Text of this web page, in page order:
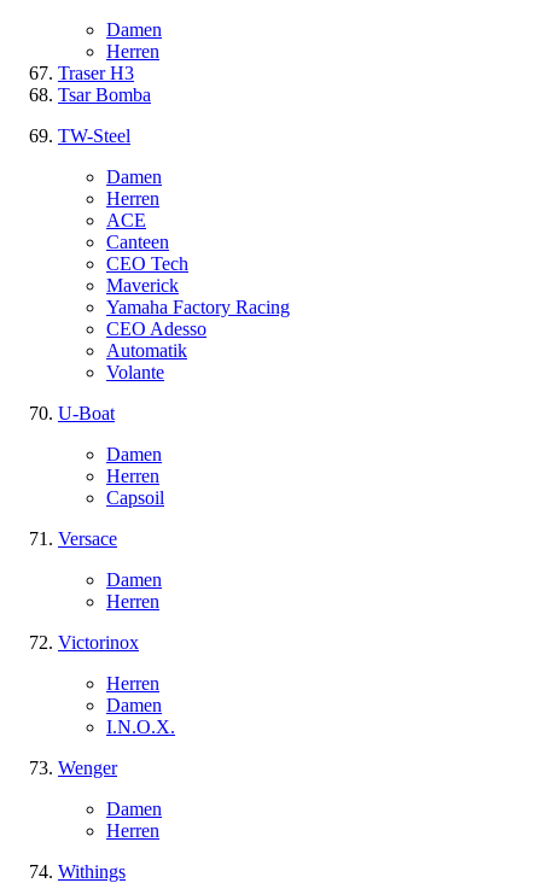
Damen
Herren
Traser H3
Tsar Bomba
TW-Steel
Damen
Herren
ACE
Canteen
CEO Tech
Maverick
Yamaha Factory Racing
CEO Adesso
Automatik
Volante
U-Boat
Damen
Herren
Capsoil
Versace
Damen
Herren
Victorinox
Herren
Damen
I.N.O.X.
Wenger
Damen
Herren
Withings